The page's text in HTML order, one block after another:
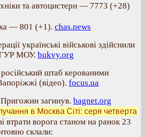
та автоцистерн — 7773 (+28)
— 801 (+1). chas.news
українські військові здійснили
ГУР МОУ. bukvy.org
штаб керованими
(відео). focus.ua
загинув. bagnet.org
в Москва Сіті: серя четверта
втрати ворога станом на ранок 23
склали: